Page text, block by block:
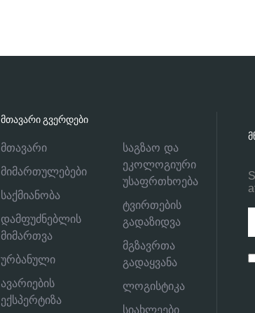
ᲛᲗᲐᲕᲐᲠᲘ ᲒᲕᲔᲠᲓᲔᲑᲘ
მთავარი
მიმართულებები
საქმიანობა
დამფუძნებლის
მიმართვა
ურბანული
ავარიების
ექსპერტიზა
საგზაო და
ეკოლოგიური
უსაფრთხოება
ტვირთების
გადაზიდვა
მგზავრთა
გადაყვანა
ლოგისტიკა
სიახლეები